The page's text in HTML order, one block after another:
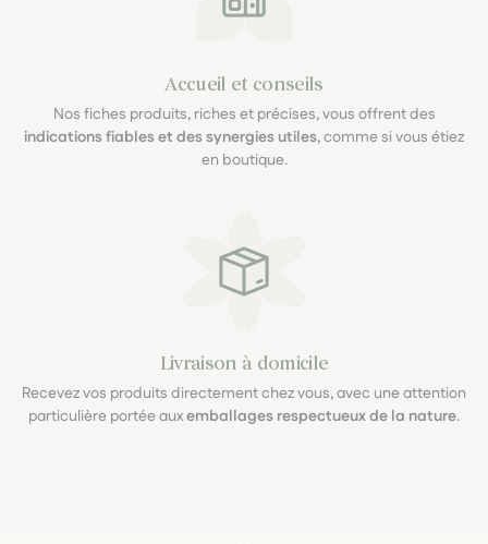
Accueil et conseils
Nos fiches produits, riches et précises, vous offrent des
indications fiables et des synergies utiles, comme si vous étiez
en boutique.
Livraison à domicile
Recevez vos produits directement chez vous, avec une attention
particulière portée auxemballages respectueux de la nature.